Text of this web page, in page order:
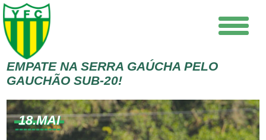
EMPATE NA SERRA GAÚCHA PELO
GAUCHÃO SUB-20!
18.MAI